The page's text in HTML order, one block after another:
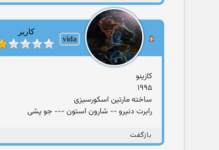
vida
کاربر
کازینو
۱۹۹۵
ساخته مارتین اسکورسیزی
رابرت دنیرو -- شارون استون --- جو پشی
بازگفت